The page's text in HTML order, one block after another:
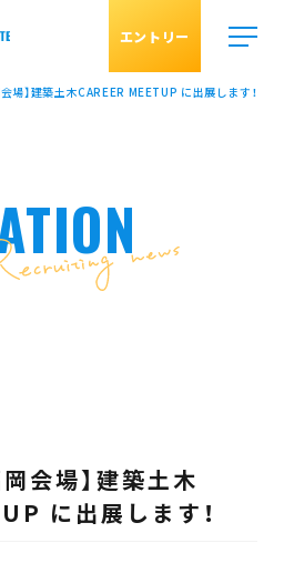
エントリー
場】建築土木CAREER MEETUP に出展します！
会場】建築土木
に出展します！